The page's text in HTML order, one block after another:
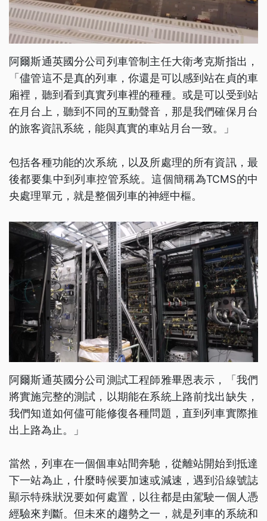
阿爾斯通英國分公司列車管制主任大衛考克斯指出，
「儘管這不是真的列車，你還是可以感到站在貞的車
廂裡，聽到看到真實列車裡的種種。或是可以受到站
在月台上，聽到不同的互動聲音，那是我們確保月台
的旅客資訊系統，能與真實的車站月台一致。」
包括各種功能的次系統，以及所處理的所有資訊，最
後都要集中到列車控管系統。這個簡稱為TCMS的中
央處理單元，就是整個列車的神經中樞。
阿爾斯通英國分公司測試工程師雅畢恩表示，「我們
將實施完整的測試，以期能在系統上路前找出缺失，
我們知道如何儘可能修復各種問題，直到列車實際推
出上路為止。」
當然，列車在一個個車站間奔馳，從離站開始到抵達
下一站為止，什麼時候要加速或減速，遇到沿線號誌
顯示特殊狀況要如何處置，以往都是由駕駛一個人憑
經驗來判斷。但未來的趨勢之一，就是列車的系統和